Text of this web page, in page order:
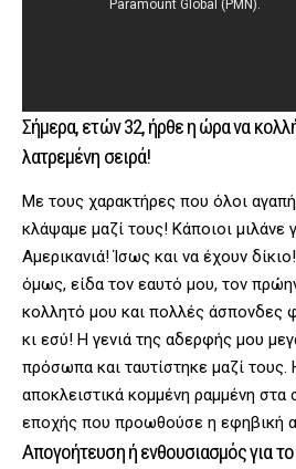
Σήμερα, ετών 32, ήρθε η ώρα να
λατρεμένη σειρά!
Με τους χαρακτήρες που όλοι
κλάψαμε μαζί τους! Κάποιοι μιλάνε
Αμερικανιά! Ίσως και να έχουν
όμως, είδα τον εαυτό μου, τον
κολλητό μου και πολλές άσπονδες
κι εσύ! Η γενιά της αδερφής μου
πρόσωπα και ταυτίστηκε μαζί τους.
αποκλειστικά κομμένη ραμμένη στα
εποχής που προωθούσε η εφηβική
Απογοήτευση ή ενθουσιασμός για